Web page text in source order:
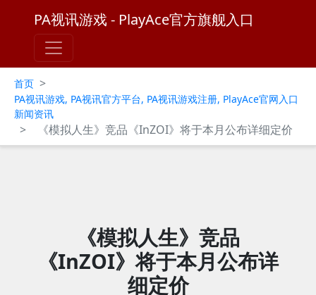
PA视讯游戏 - PlayAce官方旗舰入口
首页 >
PA视讯游戏, PA视讯官方平台, PA视讯游戏注册, PlayAce官网入口
新闻资讯
> 《模拟人生》竞品《InZOI》将于本月公布详细定价
《模拟人生》竞品
《InZOI》将于本月公布详
细定价